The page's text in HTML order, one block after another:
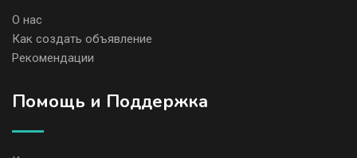
О нас
Как создать объявление
Рекомендации
Помощь и Поддержка